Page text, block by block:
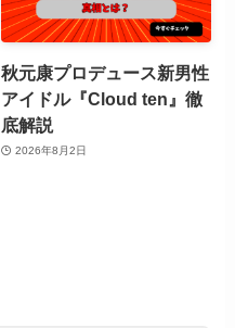
秋元康プロデュース新男性
アイドル『Cloud ten』徹
底解説
2026年8月2日